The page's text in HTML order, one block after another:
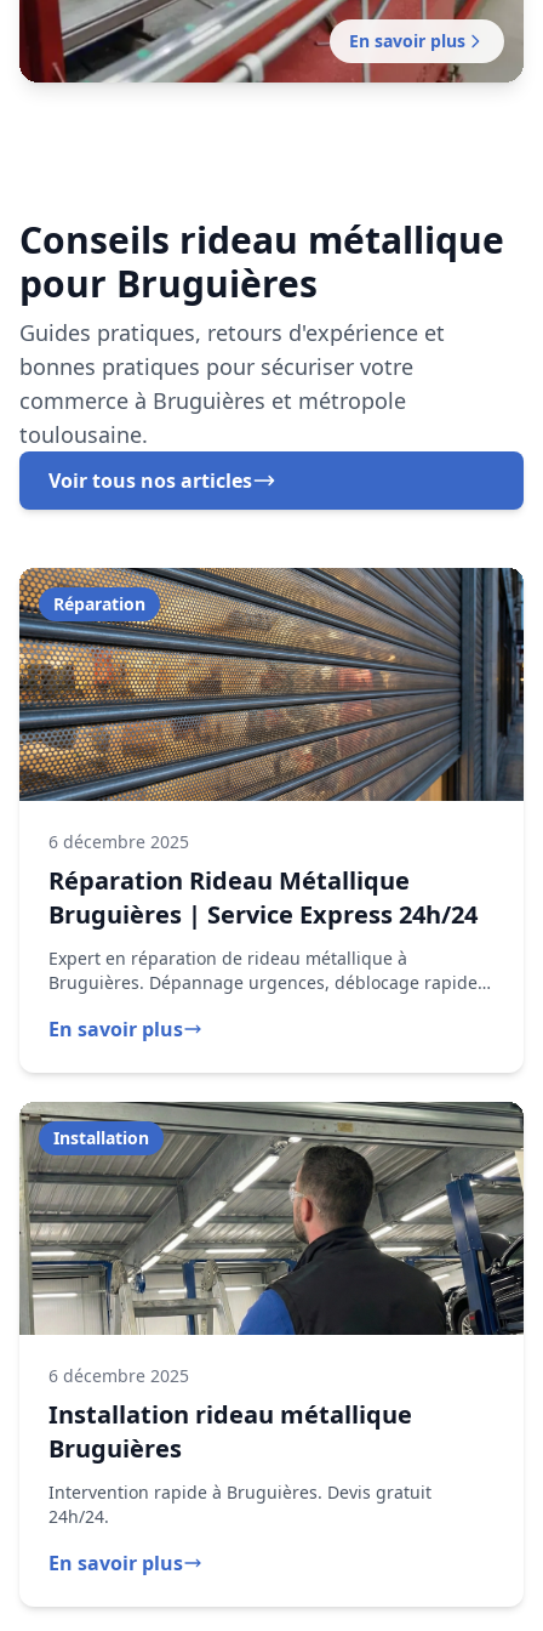
pour Bruguières
Guides pratiques, retours d'expérience et
Réparation
6 décembre 2025
Réparation Rideau Métallique
Bruguières | Service Express 24h/24
Expert en réparation de rideau métallique à
Bruguières. Dépannage urgences, déblocage rapide,
moteur en panne. Intervention Capitole, Minimes,
Rangueil 05 82 95 14 44
En savoir plus
Installation
6 décembre 2025
Installation rideau métallique
Bruguières
Intervention rapide à Bruguières. Devis gratuit
24h/24.
En savoir plus
Dépannage